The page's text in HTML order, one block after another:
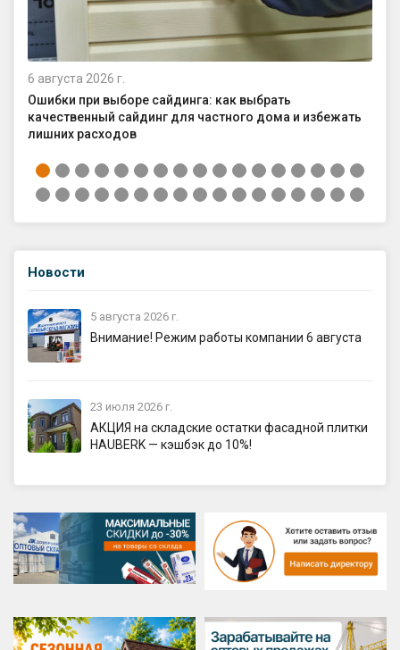
Новости
5 августа 2026 г.
Внимание! Режим работы компании 6 августа
23 июля 2026 г.
АКЦИЯ на складские остатки фасадной плитки
HAUBERK — кэшбэк до 10%!
6 августа 2026 г.
Ошибки при выборе сайдинга: как выбрать
качественный сайдинг для частного дома и избежать
лишних расходов